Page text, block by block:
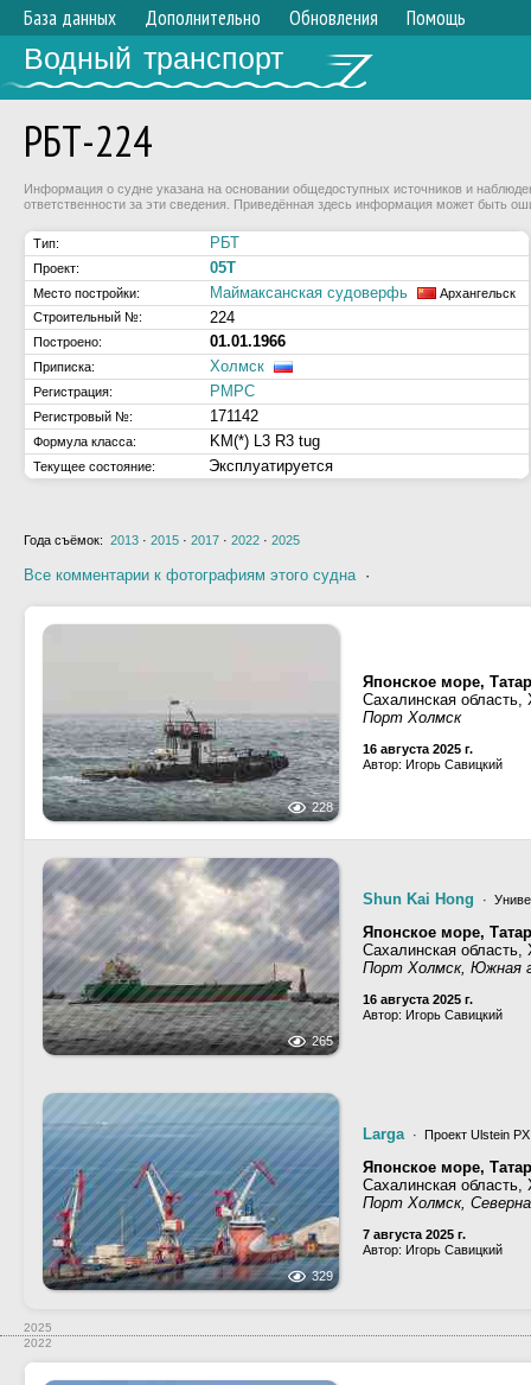
База данных Дополнительно Обновления Помощь
Водный транспорт
РБТ-224
Информация о судне указана на основании общедоступных источников и
ответственности за эти сведения. Приведённая здесь информация может быть
Тип: РБТ
Проект: 05Т
Место постройки: Маймаксанская судоверфь
Архангельск
Строительный №:
224
Построено: 01.01.1966
Приписка: Холмск
Регистрация: РМРС
Регистровый №: 171142
Формула класса: KM(*) L3 R3 tug
Текущее состояние: Эксплуатируется
Года съёмок: 2013 · 2015 · 2017 · 2022 · 2025
Все комментарии к фотографиям этого судна·
228
Японское море,
Сахалинская область,
Порт Холмск
16 августа 2025 г.
Автор: Игорь Савицкий
265
Shun Kai Hong ·
Японское море,
Сахалинская область,
Порт Холмск, Южная
16 августа 2025 г.
Автор: Игорь Савицкий
329
Larga · Проект Ulstein
Японское море,
Сахалинская область,
Порт Холмск,
7 августа 2025 г.
Автор: Игорь Савицкий
2025
2022